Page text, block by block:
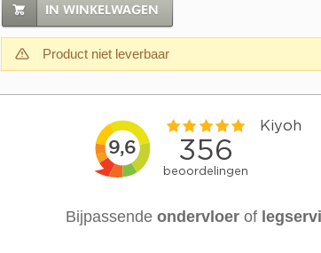
IN WINKELWAGEN
Product niet leverbaar
Bijpassendeondervloer of